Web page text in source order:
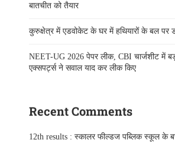
बातचीत को तैयार
कुरुक्षेत्र में एडवोकेट के घर में हथियारों के बल पर
NEET-UG 2026 पेपर लीक, CBI चार्जशीट में
एक्सपर्ट्स ने सवाल याद कर लीक किए
Recent Comments
12th results : स्कालर फील्डज पब्लिक स्कूल के